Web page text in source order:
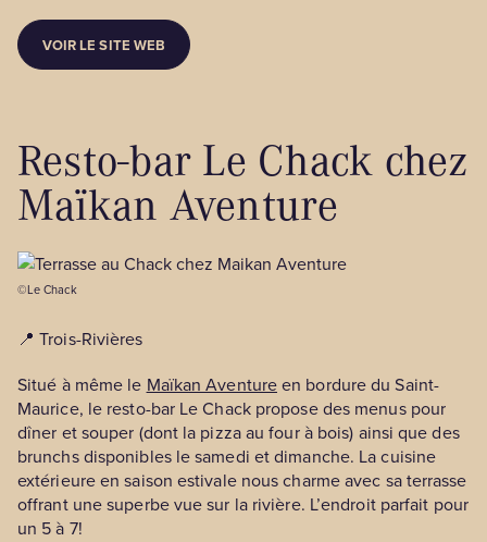
VOIR LE SITE WEB
Resto-bar Le Chack chez
Maïkan Aventure
©Le Chack
📍 Trois-Rivières
Situé à même le Maïkan Aventureen bordure du Saint-
Maurice, le resto-bar Le Chack propose des menus pour
dîner et souper (dont la pizza au four à bois) ainsi que des
brunchs disponibles le samedi et dimanche. La cuisine
extérieure en saison estivale nous charme avec sa terrasse
offrant une superbe vue sur la rivière. L’endroit parfait pour
un 5 à 7!